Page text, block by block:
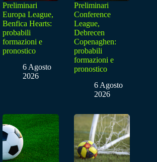
Preliminari
Europa League,
Benfica Hearts:
probabili
formazioni e
pronostico
6 Agosto
2026
Preliminari
Conference
League,
Debrecen
Copenaghen:
probabili
formazioni e
pronostico
6 Agosto
2026